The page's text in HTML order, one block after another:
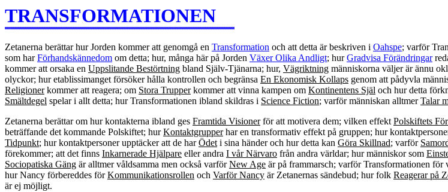
TRANSFORMATIONEN
Zetanerna berättar hur Jorden kommer att genomgå en Transformation och att detta är beskriven i Oahspe; varför
som harFörhandskännedom om detta; hur, många här på Jorden Växer Olika Andligt; hurGradvisa Förändringar
kommer att orsaka en Uppslitande Bestörtning bland Själv-Tjänarna; hur, Vägriktning människorna väljer är ännu
olyckor; hur etablissimanget försöker hålla kontrollen och begränsa En Ekonomisk Kollaps genom att pådyvla
Religionerkommer att reagera; om Stora Trupperkommer att vinna kampen om Kontinentens Själ och hur detta
Smältdegel spelar i allt detta; hur Transformationen ibland skildras i Science Fiction; varför människan alltmerTalar
Zetanerna berättar om hur kontakterna ibland ges Framtida Visionerför att motivera dem; vilken effektPolskiftets
beträffande det kommande Polskiftet; hurKontaktgrupperhar en transformativ effekt på gruppen; hur
Tidpunkt; hur kontaktpersoner upptäcker att de harÖdeti sina händer och hur detta kan Göra Skillnad; varför
förekommer; att det finns Inkarnerade Hjälpare eller andra I vår Närvaro från andra världar; hur människor som
Sociopatiska Gäng är alltmer våldsamma men också varförNew Age är på frammarsch; varför Transformationen
hur Nancy förbereddes förKommunikationsrollen och Varför Nancy är Zetanernas sändebud; hur folk Reagerar på
är ej möjligt.